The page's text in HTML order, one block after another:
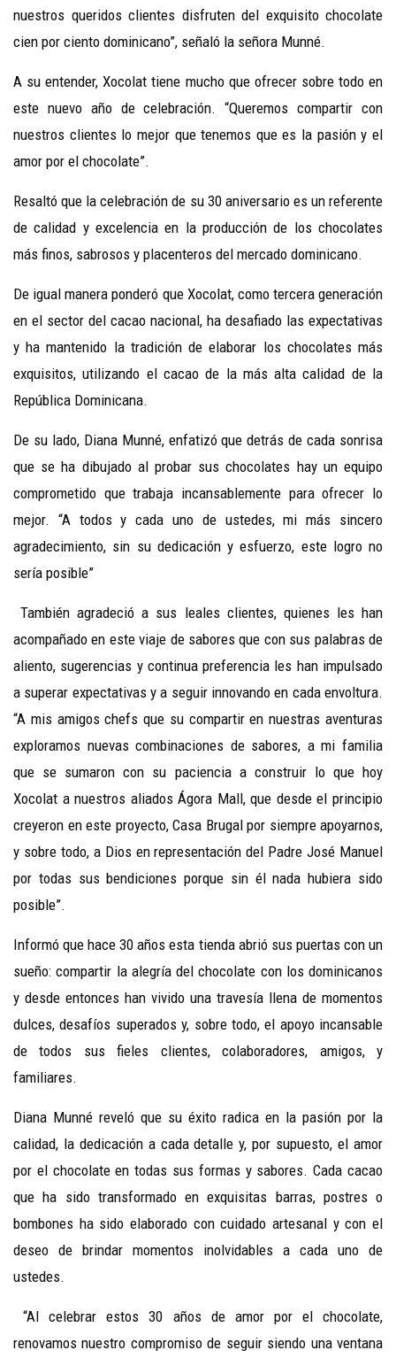
nuestros queridos clientes disfruten del exquisito chocolate
cien por ciento dominicano”, señaló la señora Munné.
A su entender, Xocolat tiene mucho que ofrecer sobre todo en
este nuevo año de celebración. “Queremos compartir con
nuestros clientes lo mejor que tenemos que es la pasión y el
amor por el chocolate”.
Resaltó que la celebración de su 30 aniversario es un referente
de calidad y excelencia en la producción de los chocolates
más finos, sabrosos y placenteros del mercado dominicano.
De igual manera ponderó que Xocolat, como tercera generación
en el sector del cacao nacional, ha desafiado las expectativas
y ha mantenido la tradición de elaborar los chocolates más
exquisitos, utilizando el cacao de la más alta calidad de la
República Dominicana.
De su lado, Diana Munné, enfatizó que detrás de cada sonrisa
que se ha dibujado al probar sus chocolates hay un equipo
comprometido que trabaja incansablemente para ofrecer lo
mejor. “A todos y cada uno de ustedes, mi más sincero
agradecimiento, sin su dedicación y esfuerzo, este logro no
sería posible”
También agradeció a sus leales clientes, quienes les han
acompañado en este viaje de sabores que con sus palabras de
aliento, sugerencias y continua preferencia les han impulsado
a superar expectativas y a seguir innovando en cada envoltura.
“A mis amigos chefs que su compartir en nuestras aventuras
exploramos nuevas combinaciones de sabores, a mi familia
que se sumaron con su paciencia a construir lo que hoy
Xocolat a nuestros aliados Ágora Mall, que desde el principio
creyeron en este proyecto, Casa Brugal por siempre apoyarnos,
y sobre todo, a Dios en representación del Padre José Manuel
por todas sus bendiciones porque sin él nada hubiera sido
posible”.
Informó que hace 30 años esta tienda abrió sus puertas con un
sueño: compartir la alegría del chocolate con los dominicanos
y desde entonces han vivido una travesía llena de momentos
dulces, desafíos superados y, sobre todo, el apoyo incansable
de todos sus fieles clientes, colaboradores, amigos, y
familiares.
Diana Munné reveló que su éxito radica en la pasión por la
calidad, la dedicación a cada detalle y, por supuesto, el amor
por el chocolate en todas sus formas y sabores. Cada cacao
que ha sido transformado en exquisitas barras, postres o
bombones ha sido elaborado con cuidado artesanal y con el
deseo de brindar momentos inolvidables a cada uno de
ustedes.
“Al celebrar estos 30 años de amor por el chocolate,
renovamos nuestro compromiso de seguir siendo una ventana